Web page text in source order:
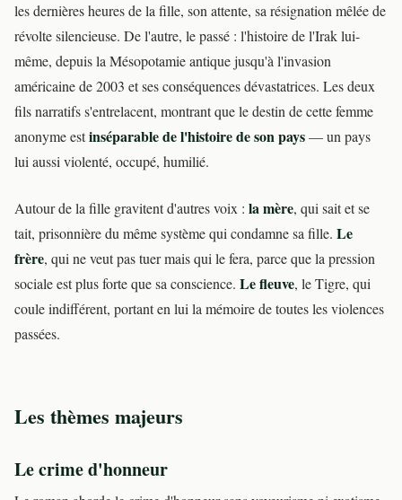
les dernières heures de la fille, son attente, sa résignation mêlée de
révolte silencieuse. De l'autre, le passé : l'histoire de l'Irak lui-
même, depuis la Mésopotamie antique jusqu'à l'invasion
américaine de 2003 et ses conséquences dévastatrices. Les deux
fils narratifs s'entrelacent, montrant que le destin de cette femme
anonyme estinséparable de l'histoire de son pays— un pays
lui aussi violenté, occupé, humilié.
Autour de la fille gravitent d'autres voix : la mère, qui sait et se
tait, prisonnière du même système qui condamne sa fille. Le
frère, qui ne veut pas tuer mais qui le fera, parce que la pression
sociale est plus forte que sa conscience. Le fleuve, le Tigre, qui
coule indifférent, portant en lui la mémoire de toutes les violences
passées.
Les thèmes majeurs
Le crime d'honneur